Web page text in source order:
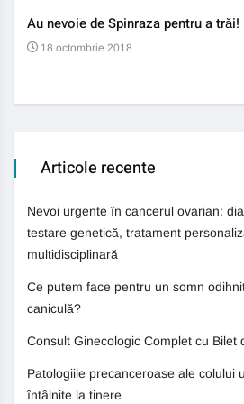
Au nevoie de Spinraza pentru a trăi!
18 octombrie 2018
Articole recente
Nevoi urgente în cancerul ovarian:
testare genetică, tratament
multidisciplinară
Ce putem face pentru un somn
caniculă?
Consult Ginecologic Complet cu Bilet
Patologiile precanceroase ale colului
întâlnite la tinere